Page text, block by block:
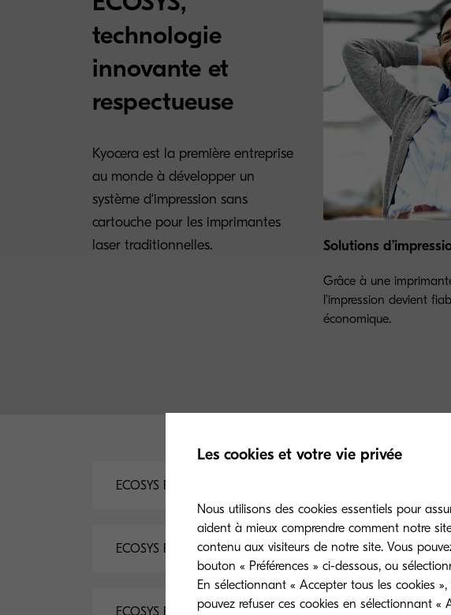
technologie
innovante et
respectueuse
Kyocera est la première entreprise
au monde à développer un
système d‘impression sans
cartouche pour les imprimantes
laser traditionnelles.
Solutions
Grâce à une
l'impression devient
économique.
ECOSYS PA5500x Pilote d’impression
ECOSYS PA5500x Documentation
Les cookies et votre vie privée
Nous utilisons des cookies essentiels pour
aident à mieux comprendre comment notre
contenu aux visiteurs de notre site. Vous
bouton « Préférences » ci-dessous, ou
En sélectionnant « Accepter tous les cookies
pouvez refuser ces cookies en sélectionnant «